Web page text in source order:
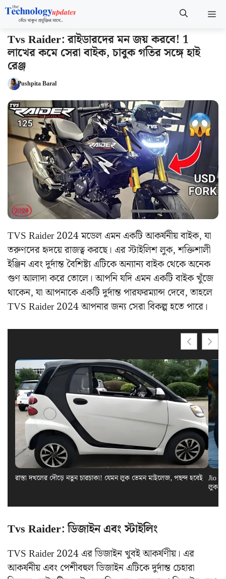
Skip
content
Tvs Raider: রাইডারদের মন জয় করবে! 1
লাখের কমে সেরা বাইক, চাবুক গতির সঙ্গে হাই
রেঞ্জ
Pushpita Baral
TVS Raider 2024 মডেল এমন একটি আকর্ষনীয় বাইক, যা
তরুণদের হৃদয়ে রাজত্ব করছে। এর স্টাইলিশ লুক, শক্তিশালী
ইঞ্জিন এবং দুর্দান্ত বৈশিষ্ট্য এটিকে অন্যান্য বাইক থেকে অনেক
গুণ আলাদা করে তোলে। আপনি যদি এমন একটি বাইক খুঁজে
থাকেন, যা আপনাকে একটি দুর্দান্ত পারফরম্যান্স দেবে, তাহলে
TVS Raider 2024 আপনার জন্য সেরা বিকল্প হতে পারে।
রাস্তা দখলের দৌড়ে নতুন চারচাকা! যেমন লুক তেমন মাইলেজ, পছন্দ হবেই Jio
লুক
Tvs Raider: ডিজাইন এবং স্টাইলিং
TVS Raider 2024 এর ডিজাইন খুবই আকর্ষণীয়। এর
আকর্ষনীয় এবং পেশীবহুল ডিজাইন এটিকে দুর্দান্ত চেহারা